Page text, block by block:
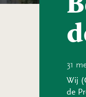
31
Wij
de